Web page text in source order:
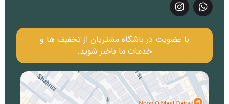
با عضویت در باشگاه مشتریان از تخفیف ها و
خدمات ما باخبر شوید.